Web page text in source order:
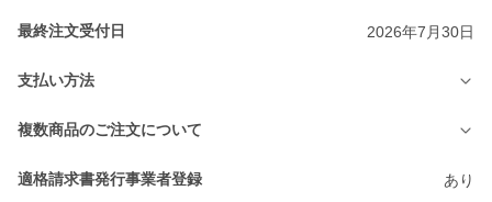
最終注文受付日 2026年7月30日
支払い方法
複数商品のご注文について
適格請求書発行事業者登録 あり